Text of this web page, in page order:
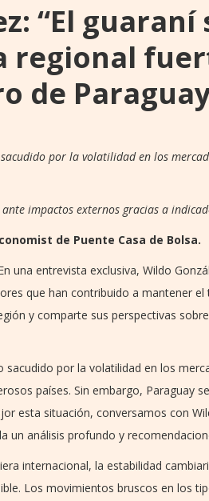
“El guaraní
regional
de
por la volatilidad en los
impactos externos gracias a
de Puente Casa de Bolsa.
una entrevista exclusiva, Wildo
que han contribuido a mantener
y comparte sus perspectivas
por la volatilidad en los
países. Sin embargo, Paraguay
esta situación, conversamos con
un análisis profundo y
internacional, la estabilidad
Los movimientos bruscos en los